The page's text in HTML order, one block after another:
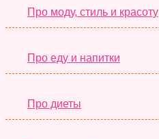
Про моду, стиль и красоту
Про еду и напитки
Про диеты